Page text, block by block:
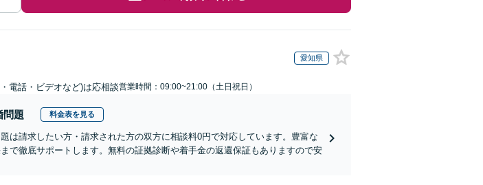
愛知県
電話・ビデオなど)は応相談営業時間：09:00~21:00（土日祝日）
問題 料金表を見る
は請求したい方・請求された方の双方に相談料0円で対応しています。豊富な
で徹底サポートします。無料の証拠診断や着手金の返還保証もありますので安